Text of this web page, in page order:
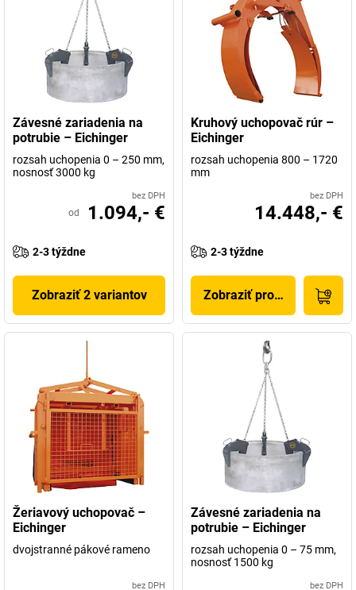
Závesné zariadenia na
potrubie – Eichinger
rozsah uchopenia 0 – 250 mm,
nosnosť 3000 kg
bez DPH
od 1.094,- €
2-3 týždne
Zobraziť 2 variantov
Kruhový uchopovač rúr –
Eichinger
rozsah uchopenia 800 – 1720
mm
bez DPH
14.448,- €
2-3 týždne
Zobraziť produkt
Žeriavový uchopovač –
Eichinger
dvojstranné pákové rameno
bez DPH
Závesné zariadenia na
potrubie – Eichinger
rozsah uchopenia 0 – 75 mm,
nosnosť 1500 kg
bez DPH